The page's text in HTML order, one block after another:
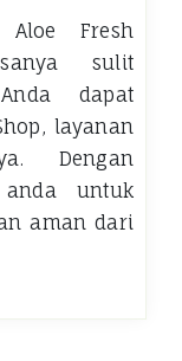
Aloe Fresh
sulit
dapat
layanan
Dengan
untuk
aman dari